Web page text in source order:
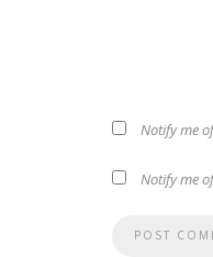
Notify me
Notify me